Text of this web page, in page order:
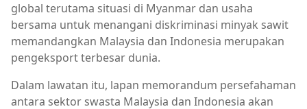
global terutama situasi di Myanmar dan usaha
bersama untuk menangani diskriminasi minyak sawit
memandangkan Malaysia dan Indonesia merupakan
pengeksport terbesar dunia.
Dalam lawatan itu, lapan memorandum persefahaman
antara sektor swasta Malaysia dan Indonesia akan